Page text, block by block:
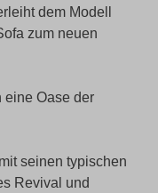
dem Modell
zum neuen
eine Oase der
seinen typischen
Revival und